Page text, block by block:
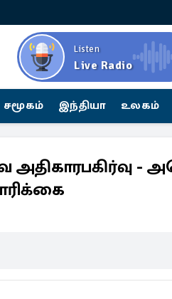
Listen
Live Radio
சமூகம் இந்தியா உலகம்
-